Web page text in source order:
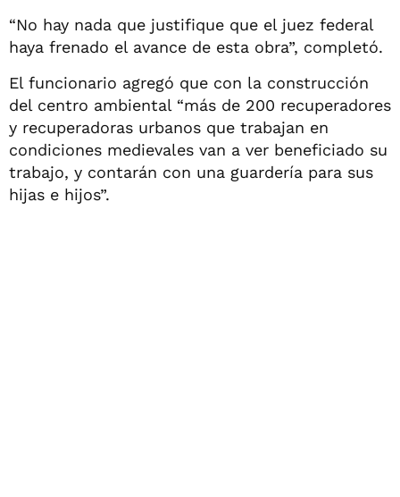
“No hay nada que justifique que el juez federal
haya frenado el avance de esta obra”, completó.
El funcionario agregó que con la construcción
del centro ambiental “más de 200 recuperadores
y recuperadoras urbanos que trabajan en
condiciones medievales van a ver beneficiado su
trabajo, y contarán con una guardería para sus
hijas e hijos”.